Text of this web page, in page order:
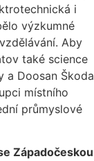
i
výzkumné
Aby
také science
a Doosan Škoda
místního
průmyslové
Západočeskou